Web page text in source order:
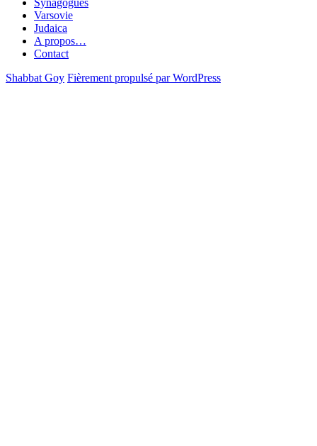
Synagogues
Varsovie
Judaica
A propos…
Contact
Shabbat Goy Fièrement propulsé par WordPress